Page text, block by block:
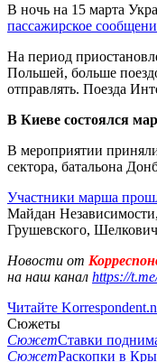
В ночь на 15 марта
пассажирское
На период
Польшей, больше
отправлять. Поезда
В Киеве состоялся
В мероприятии
сектора, батальона
Участники марша
Майдан
Грушевского,
Новости от
на наш канал https://
Читайте
Сюжеты
СюжетСтавки
СюжетРаскопки в